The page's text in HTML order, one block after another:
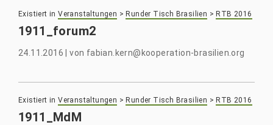
Existiert in Veranstaltungen > Runder Tisch Brasilien > RTB 2016
1911_forum2
24.11.2016 |von fabian.kern@kooperation-brasilien.org
Existiert in Veranstaltungen > Runder Tisch Brasilien > RTB 2016
1911_MdM